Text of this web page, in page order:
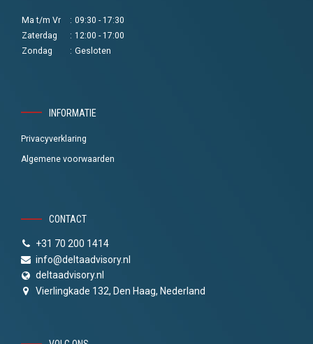
Ma t/m Vr : 09:30 - 17:30
Zaterdag
: 12:00 - 17:00
Zondag
: Gesloten
INFORMATIE
Privacyverklaring
Algemene voorwaarden
CONTACT
+31 70 200 1414
info@deltaadvisory.nl
deltaadvisory.nl
Vierlingkade 132, Den Haag, Nederland